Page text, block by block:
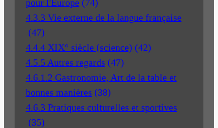
pour l'Europe (74)
4.3.3 Vie externe de la langue française
(47)
4.4.4 XIX° siècle (science) (42)
4.5.5 Autres regards (47)
4.6.1.2 Gastronomie, Art de la table et
bonnes manières (38)
4.6.3 Pratiques culturelles et sportives
(35)